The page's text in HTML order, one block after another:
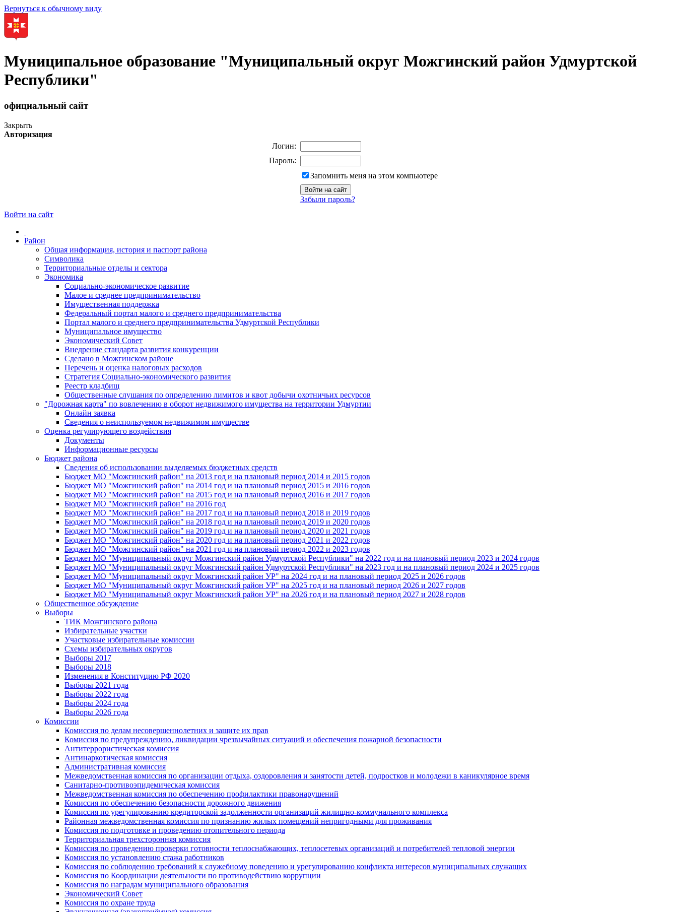
Вернуться к обычному виду
Муниципальное образование "Муниципальный округ Можгинский район Удмуртской
Республики"
официальный сайт
Закрыть
Авторизация
Логин:
Пароль:
Запомнить меня на этом компьютере
Забыли пароль?
Войти на сайт
Район
Общая информация, история и паспорт района
Символика
Территориальные отделы и сектора
Экономика
Социально-экономическое развитие
Малое и среднее предпринимательство
Имущественная поддержка
Федеральный портал малого и среднего предпринимательства
Портал малого и среднего предпринимательства Удмуртской Республики
Муниципальное имущество
Экономический Совет
Внедрение стандарта развития конкуренции
Сделано в Можгинском районе
Перечень и оценка налоговых расходов
Стратегия Социально-экономического развития
Реестр кладбищ
Общественные слушания по определению лимитов и квот добычи охотничьих ресурсов
"Дорожная карта" по вовлечению в оборот недвижимого имущества на территории Удмуртии
Онлайн заявка
Сведения о неиспользуемом недвижимом имуществе
Оценка регулирующего воздействия
Документы
Информационные ресурсы
Бюджет района
Сведения об использовании выделяемых бюджетных средств
Бюджет МО "Можгинский район" на 2013 год и на плановый период 2014 и 2015 годов
Бюджет МО "Можгинский район" на 2014 год и на плановый период 2015 и 2016 годов
Бюджет МО "Можгинский район" на 2015 год и на плановый период 2016 и 2017 годов
Бюджет МО "Можгинский район" на 2016 год
Бюджет МО "Можгинский район" на 2017 год и на плановый период 2018 и 2019 годов
Бюджет МО "Можгинский район" на 2018 год и на плановый период 2019 и 2020 годов
Бюджет МО "Можгинский район" на 2019 год и на плановый период 2020 и 2021 годов
Бюджет МО "Можгинский район" на 2020 год и на плановый период 2021 и 2022 годов
Бюджет МО "Можгинский район" на 2021 год и на плановый период 2022 и 2023 годов
Бюджет МО "Муниципальный округ Можгинский район Удмуртской Республики" на 2022 год и на плановый период 2023 и 2024 годов
Бюджет МО "Муниципальный округ Можгинский район Удмуртской Республики" на 2023 год и на плановый период 2024 и 2025 годов
Бюджет МО "Муниципальный округ Можгинский район УР" на 2024 год и на плановый период 2025 и 2026 годов
Бюджет МО "Муниципальный округ Можгинский район УР" на 2025 год и на плановый период 2026 и 2027 годов
Бюджет МО "Муниципальный округ Можгинский район УР" на 2026 год и на плановый период 2027 и 2028 годов
Общественное обсуждение
Выборы
ТИК Можгинского района
Избирательные участки
Участковые избирательные комиссии
Схемы избирательных округов
Выборы 2017
Выборы 2018
Изменения в Конституцию РФ 2020
Выборы 2021 года
Выборы 2022 года
Выборы 2024 года
Выборы 2026 года
Комиссии
Комиссия по делам несовершеннолетних и защите их прав
Комиссия по предупреждению, ликвидации чрезвычайных ситуаций и обеспечения пожарной безопасности
Антитеррористическая комиссия
Антинаркотическая комиссия
Административная комиссия
Межведомственная комиссия по организации отдыха, оздоровления и занятости детей, подростков и молодежи в каникулярное время
Санитарно-противоэпидемическая комиссия
Межведомственная комиссия по обеспечению профилактики правонарушений
Комиссия по обеспечению безопасности дорожного движения
Комиссия по урегулированию кредиторской задолженности организаций жилищно-коммунального комплекса
Районная межведомственная комиссия по признанию жилых помещений непригодными для проживания
Комиссия по подготовке и проведению отопительного периода
Территориальная трехсторонняя комиссия
Комиссия по проведению проверки готовности теплоснабжающих, теплосетевых организаций и потребителей тепловой энергии
Комиссия по установлению стажа работников
Комиссия по соблюдению требований к служебному поведению и урегулированию конфликта интересов муниципальных служащих
Комиссия по Координации деятельности по противодействию коррупции
Комиссия по наградам муниципального образования
Экономический Совет
Комиссия по охране труда